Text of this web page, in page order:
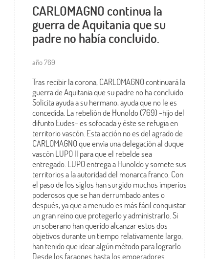
CARLOMAGNO continua la
guerra de Aquitania que su
padre no había concluido.
año 769
Tras recibir la corona, CARLOMAGNO continuará la
guerra de Aquitania que su padre no ha concluido.
Solicita ayuda a su hermano, ayuda que no le es
concedida. La rebelión de Hunoldo (769) -hijo del
difunto Eudes- es sofocada y éste se refugia en
territorio vascón. Esta acción no es del agrado de
CARLOMAGNO que envía una delegación al duque
vascón LUPO II para que el rebelde sea
entregado. LUPO entrega a Hunoldo y somete sus
territorios a la autoridad del monarca franco. Con
el paso de los siglos han surgido muchos imperios
poderosos que se han derrumbado antes o
después, ya que a menudo es más fácil conquistar
un gran reino que protegerlo y administrarlo. Si
un soberano han querido alcanzar estos dos
objetivos durante un tiempo relativamente largo,
han tenido que idear algún método para lograrlo.
Desde los faraones hasta los emperadores